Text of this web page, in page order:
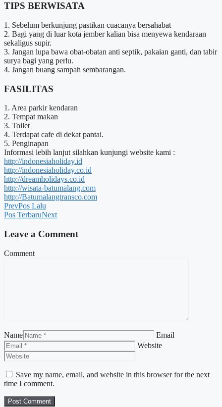
TIPS BERWISATA
1. Sebelum berkunjung pastikan cuacanya bersahabat
2. Bagi yang di luar kota jember kalian bisa menyewa kendaraan
sekaligus supir.
3. Jangan lupa bawa obat-obatan anti septik, pakaian ganti, dan tabir
surya bagi yang perlu.
4. Jangan buang sampah sembarangan.
FASILITAS
1. Area parkir kendaran
2. Tempat makan
3. Toilet
4. Terdapat cafe di dekat pantai.
5. Penginapan
Informasi lebih lanjut silahkan kunjungi website kami :
http://indonesiaholiday.id
http://indonesiaholiday.co.id
http://dreamholidays.co.id
http://wisata-batumalang.com
http://Batumalangtransco.com
PrevPos Lalu
Pos TerbaruNext
Leave a Comment
Comment
Name
Email
Website
Save my name, email, and website in this browser for the next
time I comment.